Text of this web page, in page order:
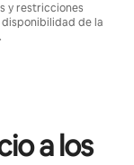
y restricciones
de la
a los